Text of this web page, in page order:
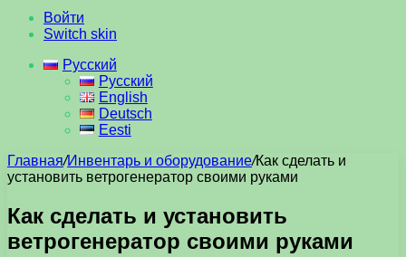
Войти
Switch skin
Русский
Русский
English
Deutsch
Eesti
Главная/Инвентарь и оборудование/Как сделать и
установить ветрогенератор своими руками
Как сделать и установить
ветрогенератор своими руками